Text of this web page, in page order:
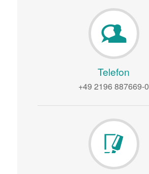
Telefon
+49 2196 887669-0